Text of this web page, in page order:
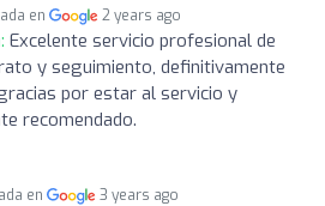
en 2 years ago
Excelente servicio profesional de
y seguimiento, definitivamente
por estar al servicio y
recomendado.
en 3 years ago